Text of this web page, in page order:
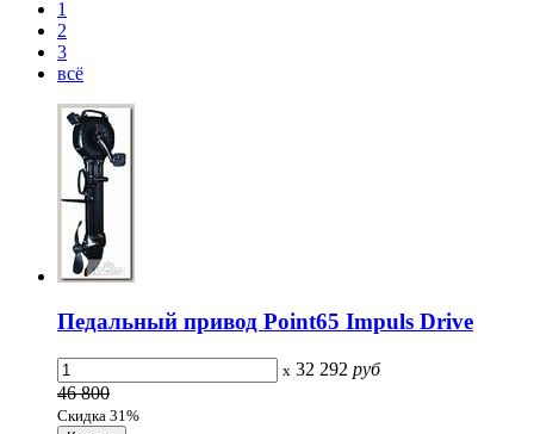
1
2
3
всё
Педальный привод Point65 Impuls Drive
x 32 292 руб
46 800
Скидка 31%